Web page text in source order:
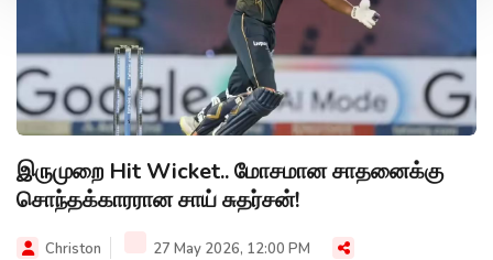
இருமுறை Hit Wicket.. மோசமான சாதனைக்கு
சொந்தக்காரரான சாய் சுதர்சன்!
Christon 27 May 2026, 12:00 PM